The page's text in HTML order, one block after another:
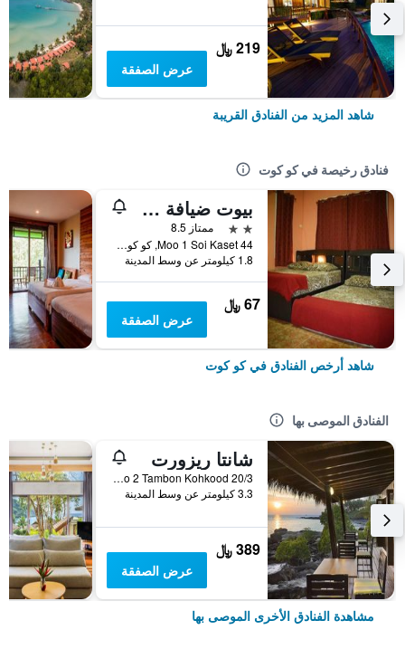
219 ﷼
عرض الصفقة
شاهد المزيد من الفنادق القريبة
فنادق رخيصة في كو كوت
بيوت ضيافة كاما سيري كوه كوود
2 نجمتين
ممتاز 8.5
44 Moo 1 Soi Kaset, كو كوت, تايلاند
1.8 كيلومتر عن وسط المدينة
67 ﷼
عرض الصفقة
شاهد أرخص الفنادق في كو كوت
الفنادق الموصى بها
شانتا ريزورت
20/3 Moo 2 Tambon Kohkood, كو كوت, تايلاند
3.3 كيلومتر عن وسط المدينة
389 ﷼
عرض الصفقة
مشاهدة الفنادق الأخرى الموصى بها